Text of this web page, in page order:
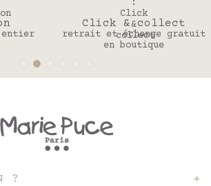
entier
Click & collect
retrait et échange gratuit
en boutique
?